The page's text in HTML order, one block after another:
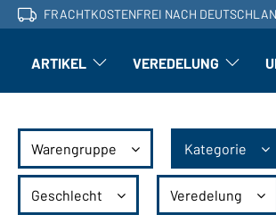
FRACHTKOSTENFREI NACH
ARTIKEL Artikel: Untermenü öffnen
VEREDELUNG
Warengruppe Kategorie
Geschlecht Veredelung